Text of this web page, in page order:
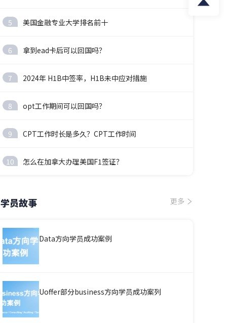
5 美国金融专业大学排名前十
6 拿到ead卡后可以回国吗？
7 2024年 H1B中签率，H1B未中应对措施
8 opt工作期间可以回国吗？
9 CPT工作时长是多久？CPT工作时间
10 怎么在加拿大办理美国F1签证？
学员故事 更多
Data方向学员成功案例
Uoffer部分business方向学员成功案列